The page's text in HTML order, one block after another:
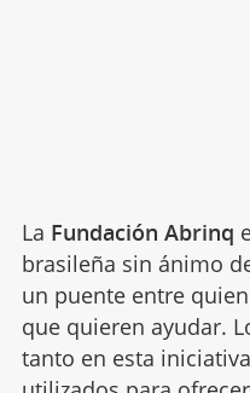
La Fundación Abrinq
brasileña sin ánimo
un puente entre
que quieren ayudar.
tanto en esta